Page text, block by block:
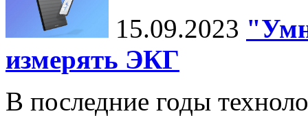
15.09.2023
измерять ЭКГ
В последние годы